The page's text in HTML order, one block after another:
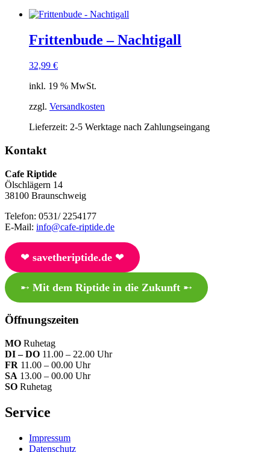
Frittenbude – Nachtigall
32,99 €
inkl. 19 % MwSt.
zzgl. Versandkosten
Lieferzeit: 2-5 Werktage nach Zahlungseingang
Kontakt
Cafe Riptide
Ölschlägern 14
38100 Braunschweig
Telefon: 0531/ 2254177
E-Mail: info@cafe-riptide.de
❤︎ savetheriptide.de❤︎
➸ Mit dem Riptide in die Zukunft➸
Öffnungszeiten
MO Ruhetag
DI – DO 11.00 – 22.00 Uhr
FR 11.00 – 00.00 Uhr
SA 13.00 – 00.00 Uhr
SO Ruhetag
Service
Impressum
Datenschutz